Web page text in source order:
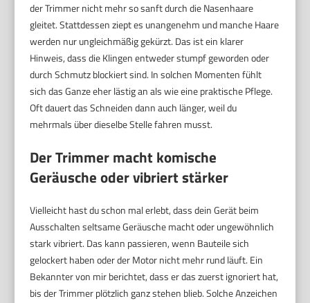
der Trimmer nicht mehr so sanft durch die Nasenhaare
gleitet. Stattdessen ziept es unangenehm und manche Haare
werden nur ungleichmäßig gekürzt. Das ist ein klarer
Hinweis, dass die Klingen entweder stumpf geworden oder
durch Schmutz blockiert sind. In solchen Momenten fühlt
sich das Ganze eher lästig an als wie eine praktische Pflege.
Oft dauert das Schneiden dann auch länger, weil du
mehrmals über dieselbe Stelle fahren musst.
Der Trimmer macht komische
Geräusche oder vibriert stärker
Vielleicht hast du schon mal erlebt, dass dein Gerät beim
Ausschalten seltsame Geräusche macht oder ungewöhnlich
stark vibriert. Das kann passieren, wenn Bauteile sich
gelockert haben oder der Motor nicht mehr rund läuft. Ein
Bekannter von mir berichtet, dass er das zuerst ignoriert hat,
bis der Trimmer plötzlich ganz stehen blieb. Solche Anzeichen